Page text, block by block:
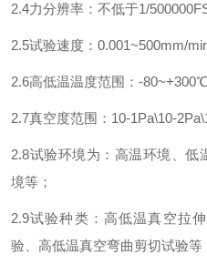
2.4力分辨率：不低于1/
2.5试验速度： 0.001~500mm/
2.6高低温温度范围： -80~+300℃
2.7真空度范围： 10-1Pa\10-
2.8试验环境为：高温环境、低
境等；
2.9试验种类：高低温真空拉
验、高低温真空弯曲剪切试验等